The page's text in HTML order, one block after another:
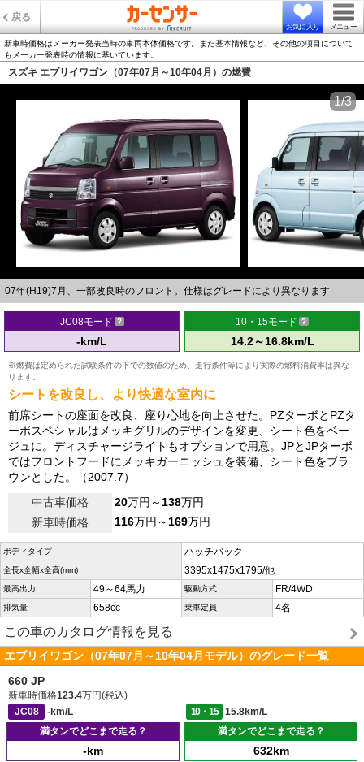
戻る
お気に入り メニュー
新車時価格はメーカー発表当時の車両本体価格です。また基本情報など、その他の項目について
もメーカー発表時の情報に基いています。
スズキ エブリイワゴン（07年07月～10年04月）の燃費
07年(H19)7月、一部改良時のフロント。仕様はグレードにより異なります
1/3
JC08モード
-km/L
10・15モード
14.2～16.8km/L
※燃費は定められた試験条件の下での数値のため、走行条件等により実際の燃料消費率は異な
ります。
シートを改良し、より快適な室内に
前席シートの座面を改良、座り心地を向上させた。PZターボとPZタ
ーボスペシャルはメッキグリルのデザインを変更、シート色をベー
ジュに。ディスチャージライトもオプションで用意。JPとJPターボ
ではフロントフードにメッキガーニッシュを装備、シート色をブラ
ウンとした。（2007.7）
中古車価格
20万円～138万円
新車時価格
116万円～169万円
ボディタイプ ハッチバック
全長x全幅x全高(mm) 3395x1475x1795/他
最高出力 49～64馬力 駆動方式 FR/4WD
排気量 658cc 乗車定員 4名
この車のカタログ情報を見る
エブリイワゴン（07年07月～10年04月モデル）のグレード一覧
660 JP
新車時価格123.4万円(税込)
JC08
-km/L 10・15
15.8km/L
満タンでどこまで走る？
-km
満タンでどこまで走る？
632km